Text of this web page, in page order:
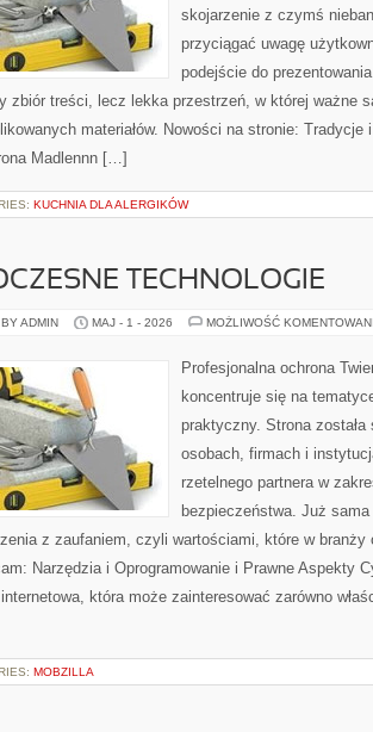
skojarzenie z czymś
przyciągać uwagę
podejście do
zbiór treści, lecz lekka przestrzeń, w której ważne
materiałów. Nowości na stronie: Tradycje
Madlennn […]
KUCHNIA DLA ALERGIKÓW
TECHNOLOGIE
ADMIN MAJ - 1 - 2026 MOŻLIWOŚĆ
Profesjonalna ochrona
koncentruje się na
praktyczny. Strona
osobach, firmach i
rzetelnego partnera w
bezpieczeństwa. Już
z zaufaniem, czyli wartościami, które w branży
Narzędzia i Oprogramowanie i Prawne Aspekty
która może zainteresować zarówno
MOBZILLA